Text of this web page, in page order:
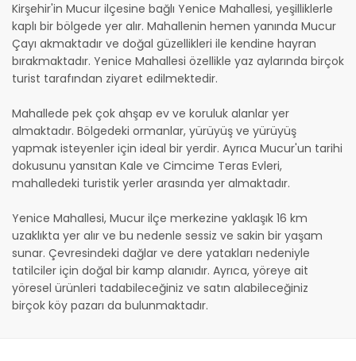
Kirşehir'in Mucur ilçesine bağlı Yenice Mahallesi, yeşilliklerle
kaplı bir bölgede yer alır. Mahallenin hemen yanında Mucur
Çayı akmaktadır ve doğal güzellikleri ile kendine hayran
bırakmaktadır. Yenice Mahallesi özellikle yaz aylarında birçok
turist tarafından ziyaret edilmektedir.
Mahallede pek çok ahşap ev ve koruluk alanlar yer
almaktadır. Bölgedeki ormanlar, yürüyüş ve yürüyüş
yapmak isteyenler için ideal bir yerdir. Ayrıca Mucur'un tarihi
dokusunu yansıtan Kale ve Cimcime Teras Evleri,
mahalledeki turistik yerler arasında yer almaktadır.
Yenice Mahallesi, Mucur ilçe merkezine yaklaşık 16 km
uzaklıkta yer alır ve bu nedenle sessiz ve sakin bir yaşam
sunar. Çevresindeki dağlar ve dere yatakları nedeniyle
tatilciler için doğal bir kamp alanıdır. Ayrıca, yöreye ait
yöresel ürünleri tadabileceğiniz ve satın alabileceğiniz
birçok köy pazarı da bulunmaktadır.